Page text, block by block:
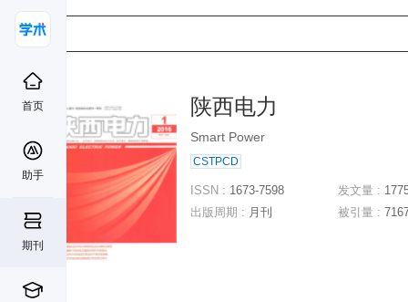
首页
助手
期刊
陕西电力
Smart Power
CSTPCD
ISSN : 1673-7598
出版周期 : 月刊
发文量 :
被引量 :